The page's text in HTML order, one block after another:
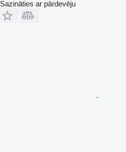
Sazināties ar pārdevēju